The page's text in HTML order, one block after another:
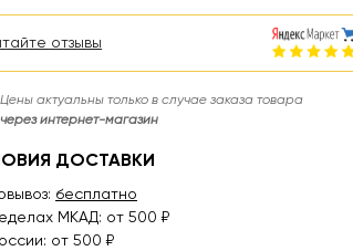
отзывы
Цены актуальны только в случае заказа товара
через интернет-магазин
ДОСТАВКИ
бесплатно
МКАД: от 500 ₽
от 500 ₽